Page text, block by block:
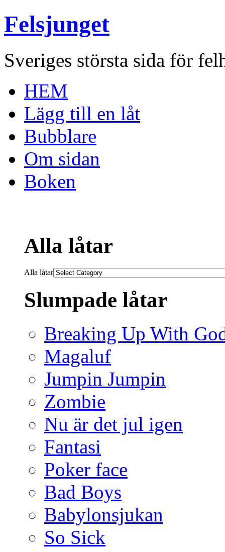
Felsjunget
Sveriges största sida för
HEM
Lägg till en låt
Bubblare
Om sidan
Boken
Alla låtar
Alla låtar
Slumpade låtar
Breaking Up With
Magaluf
Jumpin Jumpin
Zombie
Nu är det jul igen
Fantasi
Poker face
Bad Boys
Babylonsjukan
So Sick